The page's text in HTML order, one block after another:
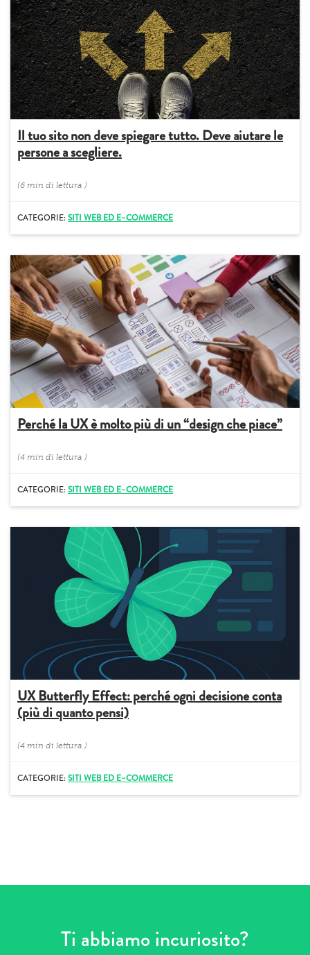
Il tuo sito non deve spiegare tutto. Deve aiutare le
persone a scegliere.
(6 min di lettura )
CATEGORIE:SITI WEB ED E–COMMERCE
Perché la UX è molto più di un “design che piace”
(4 min di lettura )
CATEGORIE:SITI WEB ED E–COMMERCE
UX Butterfly Effect: perché ogni decisione conta
(più di quanto pensi)
(4 min di lettura )
CATEGORIE:SITI WEB ED E–COMMERCE
Ti abbiamo incuriosito?